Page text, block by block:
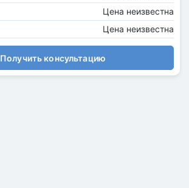
Цена неизвестна
Цена неизвестна
Получить консультацию